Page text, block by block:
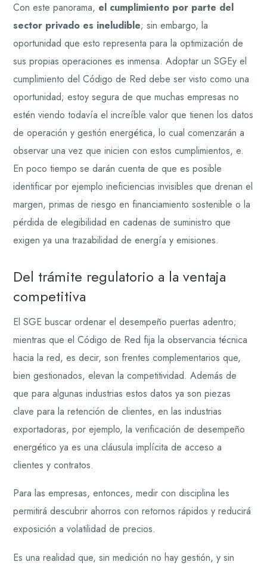
Con este panorama, el cumplimiento por parte del
sector privado es ineludible; sin embargo, la
oportunidad que esto representa para la optimización de
sus propias operaciones es inmensa. Adoptar un SGEy el
cumplimiento del Código de Red debe ser visto como una
oportunidad; estoy segura de que muchas empresas no
estén viendo todavía el increíble valor que tienen los datos
de operación y gestión energética, lo cual comenzarán a
observar una vez que inicien con estos cumplimientos, e.
En poco tiempo se darán cuenta de que es posible
identificar por ejemplo ineficiencias invisibles que drenan el
margen, primas de riesgo en financiamiento sostenible o la
pérdida de elegibilidad en cadenas de suministro que
exigen ya una trazabilidad de energía y emisiones.
Del trámite regulatorio a la ventaja
competitiva
El SGE buscar ordenar el desempeño puertas adentro;
mientras que el Código de Red fija la observancia técnica
hacia la red, es decir, son frentes complementarios que,
bien gestionados, elevan la competitividad. Además de
que para algunas industrias estos datos ya son piezas
clave para la retención de clientes, en las industrias
exportadoras, por ejemplo, la verificación de desempeño
energético ya es una cláusula implícita de acceso a
clientes y contratos.
Para las empresas, entonces, medir con disciplina les
permitirá descubrir ahorros con retornos rápidos y reducirá
exposición a volatilidad de precios.
Es una realidad que, sin medición no hay gestión, y sin